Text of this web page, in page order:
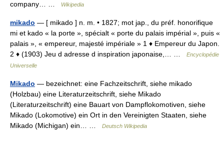
company… … Wikipedia
mikado — [ mikado ] n. m. • 1827; mot jap., du préf. honorifique
mi et kado « la porte », spécialt « porte du palais impérial », puis «
palais », « empereur, majesté impériale » 1 ♦ Empereur du Japon.
2 ♦ (1903) Jeu d adresse d inspiration japonaise,… …
Encyclopédie
Universelle
Mikado — bezeichnet: eine Fachzeitschrift, siehe mikado
(Holzbau) eine Literaturzeitschrift, siehe Mikado
(Literaturzeitschrift) eine Bauart von Dampflokomotiven, siehe
Mikado (Lokomotive) ein Ort in den Vereinigten Staaten, siehe
Mikado (Michigan) ein… …
Deutsch Wikipedia